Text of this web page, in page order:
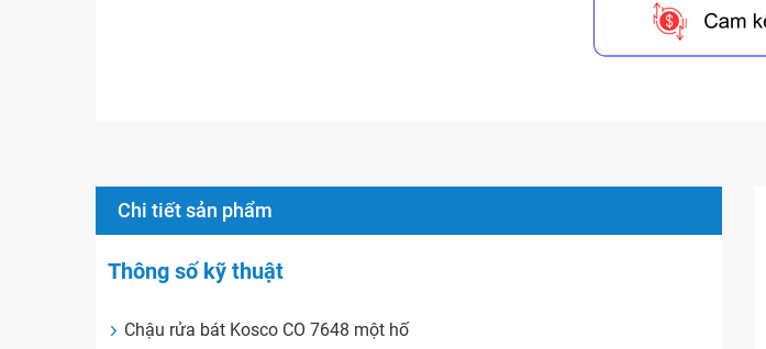
Chi tiết sản phẩm
Thông số kỹ thuật
Chậu rửa bát Kosco CO 7648 một hố